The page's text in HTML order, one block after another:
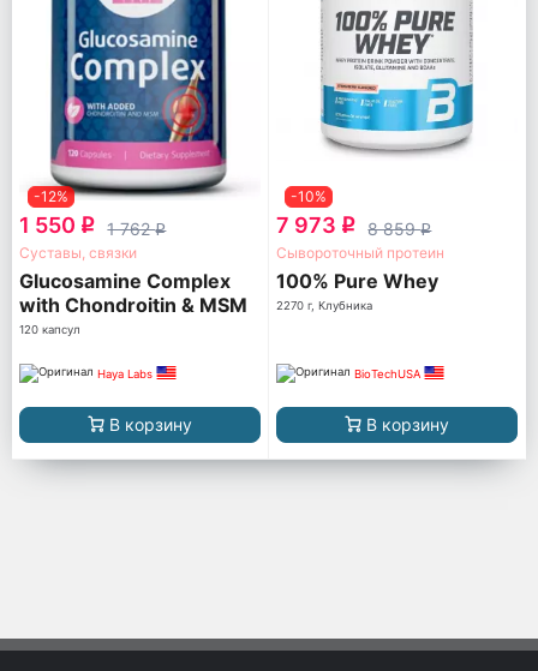
-12%
1 550 q 1 762q
Суставы, связки
Glucosamine Complex
with Chondroitin & MSM
120 капсул
Haya Labs
В корзину
-10%
7 973 q 8 859q
Сывороточный протеин
100% Pure Whey
2270 г, Клубника
BioTechUSA
В корзину